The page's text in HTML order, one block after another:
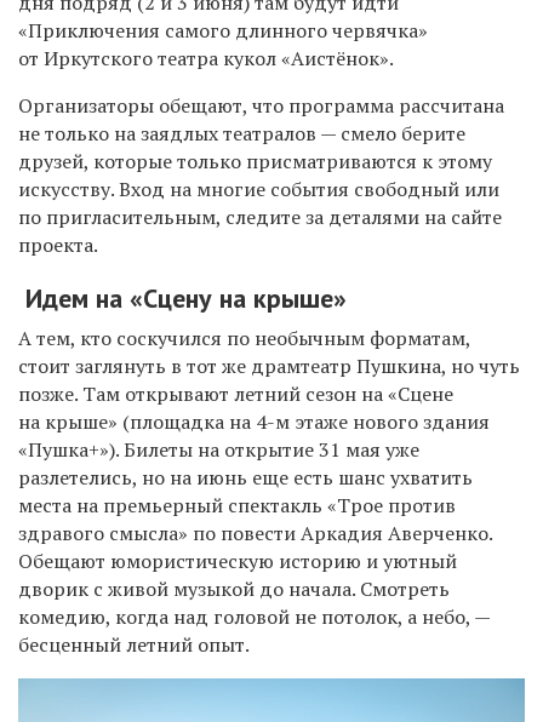
«Приключения самого длинного червячка»
от Иркутского театра кукол «Аистёнок».
Организаторы обещают, что программа рассчитана
не только на заядлых театралов — смело берите
друзей, которые только присматриваются к этому
искусству. Вход на многие события свободный или
по пригласительным, следите за деталями на сайте
проекта.
Идем на «Сцену на крыше»
А тем, кто соскучился по необычным форматам,
стоит заглянуть в тот же драмтеатр Пушкина, но чуть
позже. Там открывают летний сезон на «Сцене
на крыше» (площадка на 4-м этаже нового здания
«Пушка+»). Билеты на открытие 31 мая уже
разлетелись, но на июнь еще есть шанс ухватить
места на премьерный спектакль «Трое против
здравого смысла» по повести Аркадия Аверченко.
Обещают юмористическую историю и уютный
дворик с живой музыкой до начала. Смотреть
комедию, когда над головой не потолок, а небо, —
бесценный летний опыт.